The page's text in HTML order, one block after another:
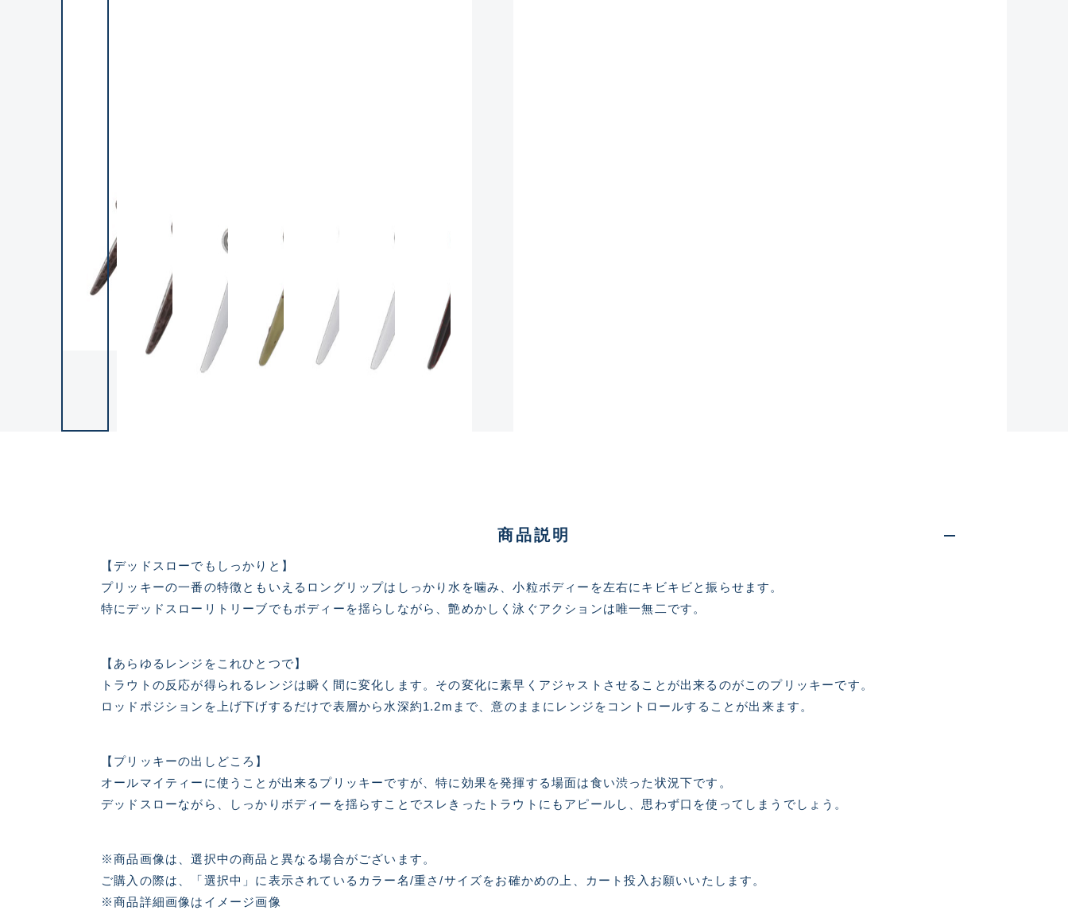
良 SA
※店頭展示時の置き傷が付いているものも含む
使用感や傷は少なく比較的美品
B 使用感や傷はあるが全体的に綺麗な良品
商品説明
【デッドスローでもしっかりと】
プリッキーの一番の特徴ともいえるロングリップはしっかり水を噛み、小粒ボディーを左右にキビキビと振らせます。
特にデッドスローリトリーブでもボディーを揺らしながら、艶めかしく泳ぐアクションは唯一無二です。
【あらゆるレンジをこれひとつで】
トラウトの反応が得られるレンジは瞬く間に変化します。その変化に素早くアジャストさせることが出来るのがこのプリッキーです。
ロッドポジションを上げ下げするだけで表層から水深約1.2mまで、意のままにレンジをコントロールすることが出来ます。
【プリッキーの出しどころ】
オールマイティーに使うことが出来るプリッキーですが、特に効果を発揮する場面は食い渋った状況下です。
デッドスローながら、しっかりボディーを揺らすことでスレきったトラウトにもアピールし、思わず口を使ってしまうでしょう。
※商品画像は、選択中の商品と異なる場合がございます。
ご購入の際は、「選択中」に表示されているカラー名/重さ/サイズをお確かめの上、カート投入お願いいたします。
※商品詳細画像はイメージ画像